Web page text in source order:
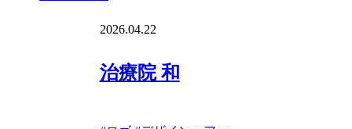
2026.04.22
治療院 和